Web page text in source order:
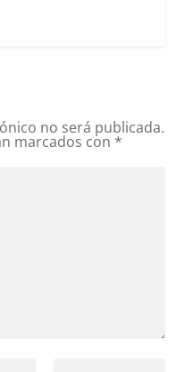
no será publicada.
marcados con *